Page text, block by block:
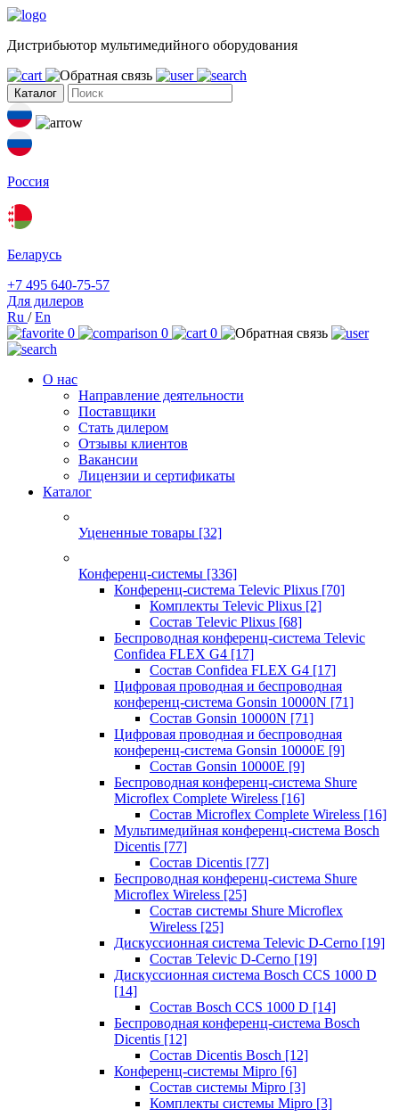
Дистрибьютор мультимедийного оборудования
Каталог
Россия
Беларусь
+7 495 640-75-57
Для дилеров
Ru /En
0
0 0
О нас
Направление деятельности
Поставщики
Стать дилером
Отзывы клиентов
Вакансии
Лицензии и сертификаты
Каталог
Уцененные товары [32]
Конференц-системы [336]
Конференц-система Televic Plixus [70]
Комплекты Televic Plixus [2]
Состав Televic Plixus [68]
Беспроводная конференц-система Televic
Confidea FLEX G4 [17]
Состав Confidea FLEX G4 [17]
Цифровая проводная и беспроводная
конференц-система Gonsin 10000N [71]
Состав Gonsin 10000N [71]
Цифровая проводная и беспроводная
конференц-система Gonsin 10000E [9]
Состав Gonsin 10000E [9]
Беспроводная конференц-система Shure
Microflex Complete Wireless [16]
Состав Microflex Complete Wireless [16]
Мультимедийная конференц-система Bosch
Dicentis [77]
Состав Dicentis [77]
Беспроводная конференц-система Shure
Microflex Wireless [25]
Состав системы Shure Microflex
Wireless [25]
Дискуссионная система Televic D-Cerno [19]
Состав Televic D-Cerno [19]
Дискуссионная система Bosch CCS 1000 D
[14]
Состав Bosch CCS 1000 D [14]
Беспроводная конференц-система Bosch
Dicentis [12]
Состав Dicentis Bosch [12]
Конференц-системы Mipro [6]
Состав системы Mipro [3]
Комплекты системы Mipro [3]